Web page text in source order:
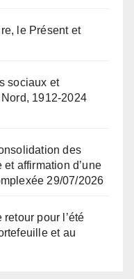
le Présent et
sociaux et
1912-2024
des
affirmation d’une
29/07/2026
pour l’été
et au